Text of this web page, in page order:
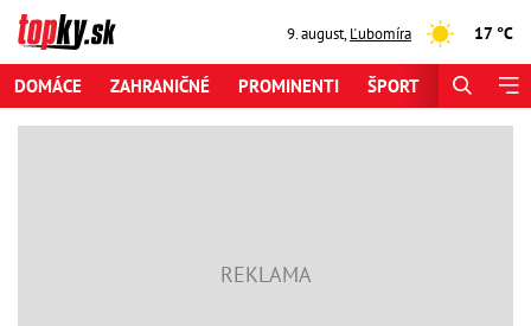
9. august,Ľubomíra 17 °C
DOMÁCE ZAHRANIČNÉ PROMINENTI ŠPORT